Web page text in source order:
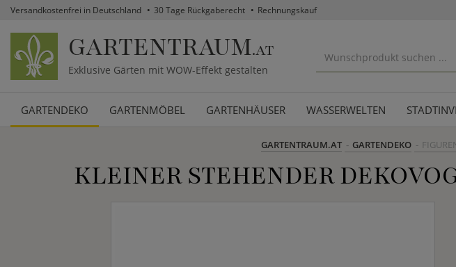
Versandkostenfrei in Deutschland 30 Tage Rückgaberecht Rechnungskauf
GARTENTRAUM.AT
Exklusive Gärten mit WOW-Effekt gestalten
GARTENDEKO GARTENMÖBEL GARTENHÄUSER WASSERWELTEN
GARTENTRAUM.AT GARTENDEKO
KLEINER STEHENDER